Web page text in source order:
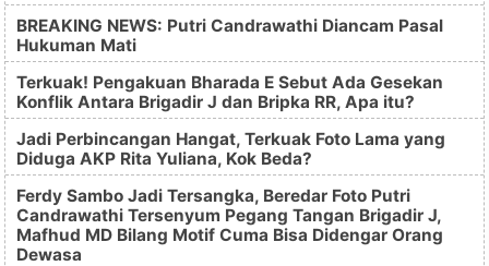
BREAKING NEWS: Putri Candrawathi Diancam Pasal
Hukuman Mati
Terkuak! Pengakuan Bharada E Sebut Ada Gesekan
Konflik Antara Brigadir J dan Bripka RR, Apa itu?
Jadi Perbincangan Hangat, Terkuak Foto Lama yang
Diduga AKP Rita Yuliana, Kok Beda?
Ferdy Sambo Jadi Tersangka, Beredar Foto Putri
Candrawathi Tersenyum Pegang Tangan Brigadir J,
Mafhud MD Bilang Motif Cuma Bisa Didengar Orang
Dewasa